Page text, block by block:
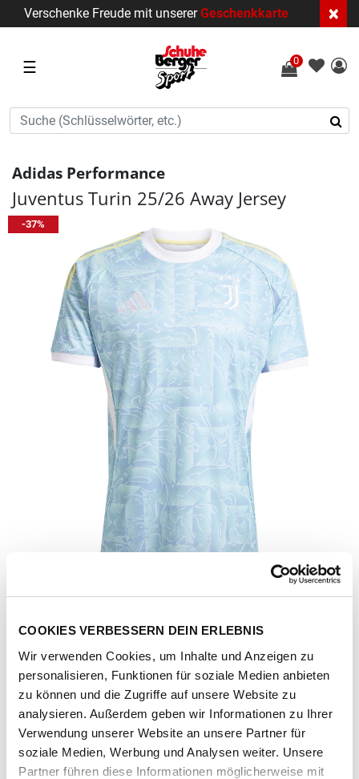
COOKIES VERBESSERN DEIN ERLEBNIS
Wir verwenden Cookies, um Inhalte und Anzeigen zu
personalisieren, Funktionen für soziale Medien anbieten
zu können und die Zugriffe auf unsere Website zu
analysieren. Außerdem geben wir Informationen zu Ihrer
Verwendung unserer Website an unsere Partner für
soziale Medien, Werbung und Analysen weiter. Unsere
Partner führen diese Informationen möglicherweise mit
Verschenke Freude mit unsererGeschenkkarte ×
☰ 0
Adidas Performance
Juventus Turin 25/26 Away Jersey
-37%
Artikel-Nr.JJ4323-ashblu
Farbe ashblu